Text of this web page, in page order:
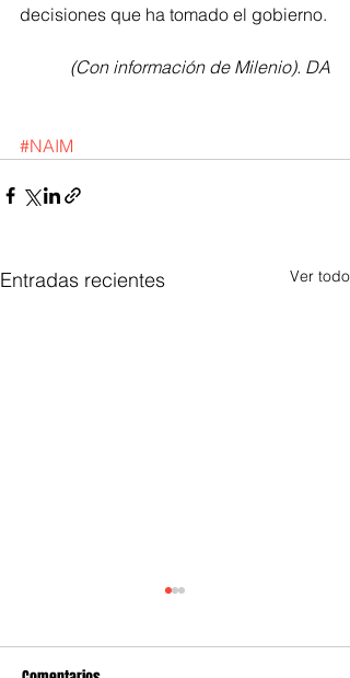
decisiones que ha tomado el gobierno.
(Con información de Milenio). DA
#NAIM
Entradas recientes Ver todo